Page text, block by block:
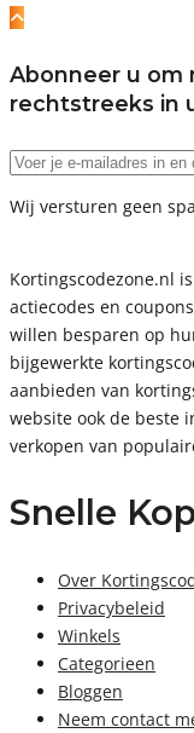
Abonneer u om
rechtstreeks in
Wij versturen geen
Kortingscodezone.nl
actiecodes en
willen besparen op
bijgewerkte
aanbieden van
website ook de beste
verkopen van
Snelle
Over
Privacybeleid
Winkels
Categorieen
Bloggen
Neem contact